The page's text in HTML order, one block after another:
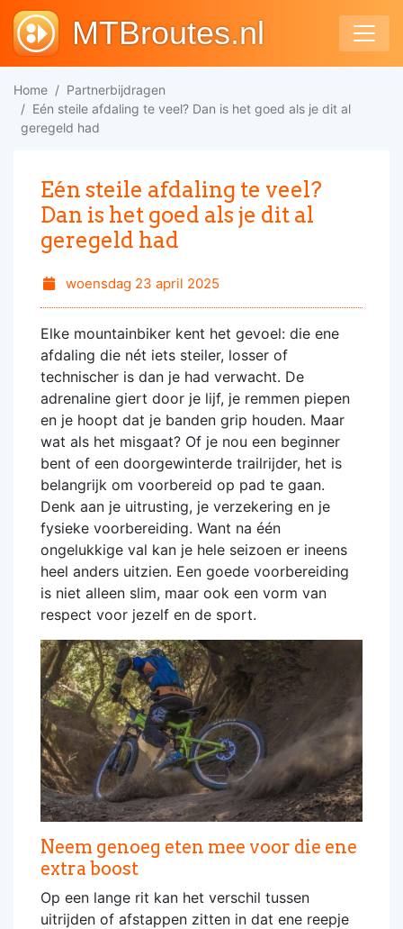
MTBroutes.nl
Home
Partnerbijdragen
Eén steile afdaling te veel? Dan is het goed als je dit al
geregeld had
Eén steile afdaling te veel?
Dan is het goed als je dit al
geregeld had
woensdag 23 april 2025
Elke mountainbiker kent het gevoel: die ene
afdaling die nét iets steiler, losser of
technischer is dan je had verwacht. De
adrenaline giert door je lijf, je remmen piepen
en je hoopt dat je banden grip houden. Maar
wat als het misgaat? Of je nou een beginner
bent of een doorgewinterde trailrijder, het is
belangrijk om voorbereid op pad te gaan.
Denk aan je uitrusting, je verzekering en je
fysieke voorbereiding. Want na één
ongelukkige val kan je hele seizoen er ineens
heel anders uitzien. Een goede voorbereiding
is niet alleen slim, maar ook een vorm van
respect voor jezelf en de sport.
Neem genoeg eten mee voor die ene
extra boost
Op een lange rit kan het verschil tussen
uitrijden of afstappen zitten in dat ene reepje